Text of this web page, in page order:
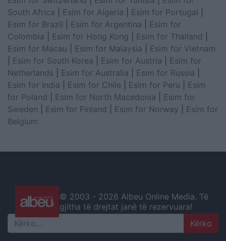
South Africa
Esim for Algeria Esim for Portugal
Esim for Brazil
Esim for Argentina
Esim for
Colombia
Esim for Hong Kong Esim for Thailand
Esim for Macau
Esim for Malaysia
Esim for Vietnam
Esim for South Korea Esim for Austria
Esim for
Netherlands
Esim for Australia Esim for Russia
Esim for India
Esim for Chile Esim for Peru
Esim
for Poland
Esim for North Macedonia
Esim for
Sweden
Esim for Finland Esim for Norway
Esim for
Belgium
© 2003 - 2026 Albeu Online Media. Të
gjitha të drejtat janë të rezervuara!
Search